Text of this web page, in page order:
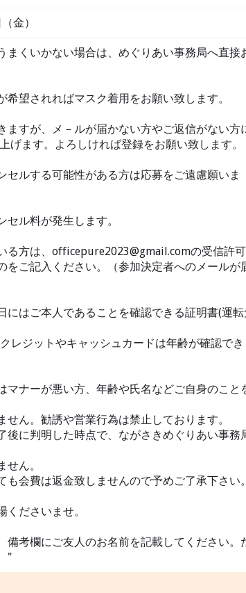
金）
まくいかない場合は、めぐりあい事務局へ直接
望されればマスク着用をお願い致します。
ますが、メ－ルが届かない方やご返信がない方
ます。よろしければ登録をお願い致します。
セルする可能性がある方は応募をご遠慮願いま
ル料が発生します。
る方は、officepure2023@gmail.comの受信許可
をご記入ください。（参加決定者へのメールが
にはご本人であることを確認できる証明書(運転
レジットやキャッシュカードは年齢が確認でき
マナーが悪い方、年齢や氏名などご自身のこと
ん。勧誘や営業行為は禁止しております。
に判明した時点で、ながさきめぐりあい事務
ん。
会費は返金致しませんので予めご了承下さい
ださいませ。
備考欄にご友人のお名前を記載してください。
"